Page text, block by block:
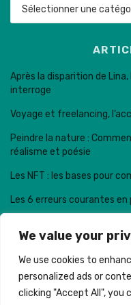
We value your
We use cookies to
personalized ads or
clicking "Accept All", you
Après la disparition de
interroge
Voyage et freelancing,
Peindre la nature :
réalisme et poésie
Les NFT : les bases pour
Les 6 erreurs courantes
Trail de la dent